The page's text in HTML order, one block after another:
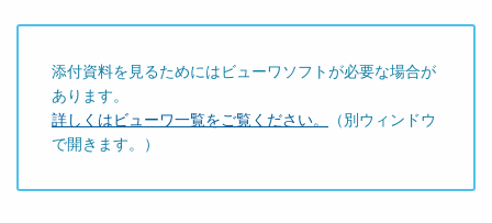
添付資料を見るためにはビューワソフトが必要な場合が
あります。
詳しくはビューワ一覧をご覧ください。
（別ウィンドウ
で開きます。）